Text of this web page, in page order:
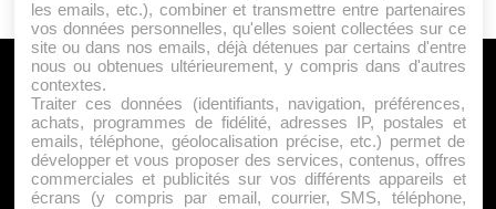
A PROPOS
Qui sommes nous ?
Mentions Légales
Publicité
Politique de Cookies
les emails, etc.), combiner et transmettre entre partenaires
vos données personnelles, qu'elles soient collectées sur ce
site ou dans nos emails, déjà détenues par certains d'entre
nous ou obtenues ultérieurement, y compris dans d'autres
contextes.
Traiter ces données (identifiants, navigation, préférences,
achats, programmes de fidélité, adresses IP, postales et
emails, téléphone, géolocalisation précise, etc.) permet de
développer et vous proposer des services, contenus, offres
commerciales et publicités sur vos différents appareils et
écrans (y compris par email, courrier, SMS, téléphone,